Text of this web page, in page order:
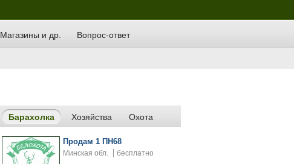
Магазины и др. Вопрос-ответ
Барахолка Хозяйства Охота
Продам 1 ПН68
Минская обл. бесплатно